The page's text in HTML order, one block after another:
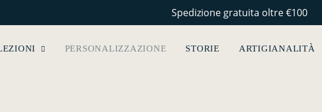
Spedizione gratuita oltre €100
PERSONALIZZAZIONE STORIE ARTIGIANALITÀ